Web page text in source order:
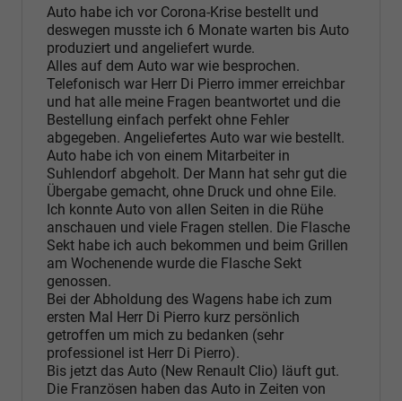
Auto habe ich vor Corona-Krise bestellt und
deswegen musste ich 6 Monate warten bis Auto
produziert und angeliefert wurde.
Alles auf dem Auto war wie besprochen.
Telefonisch war Herr Di Pierro immer erreichbar
und hat alle meine Fragen beantwortet und die
Bestellung einfach perfekt ohne Fehler
abgegeben. Angeliefertes Auto war wie bestellt.
Auto habe ich von einem Mitarbeiter in
Suhlendorf abgeholt. Der Mann hat sehr gut die
Übergabe gemacht, ohne Druck und ohne Eile.
Ich konnte Auto von allen Seiten in die Rühe
anschauen und viele Fragen stellen. Die Flasche
Sekt habe ich auch bekommen und beim Grillen
am Wochenende wurde die Flasche Sekt
genossen.
Bei der Abholdung des Wagens habe ich zum
ersten Mal Herr Di Pierro kurz persönlich
getroffen um mich zu bedanken (sehr
professionel ist Herr Di Pierro).
Bis jetzt das Auto (New Renault Clio) läuft gut.
Die Französen haben das Auto in Zeiten von